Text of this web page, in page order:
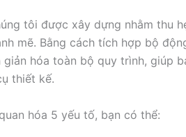
tôi được xây dựng nhằm thu
mẽ. Bằng cách tích hợp bộ
hóa toàn bộ quy trình, giúp
thiết kế.
hóa 5 yếu tố, bạn có thể: